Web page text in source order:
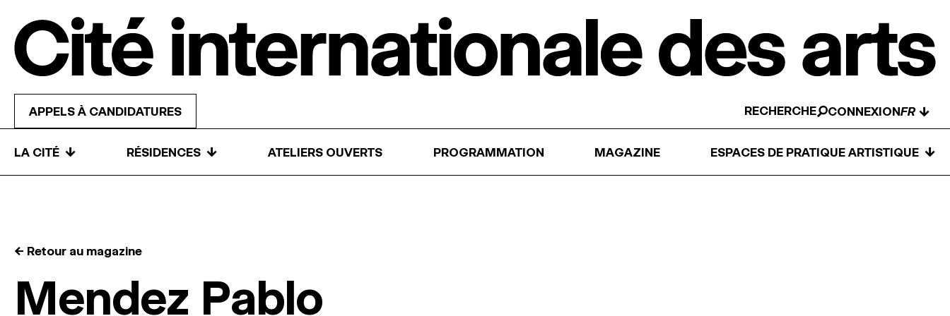
APPELS À CANDIDATURES RECHERCHE CONNEXION ↓
LA CITÉ ↓ RÉSIDENCES ↓ ATELIERS OUVERTS PROGRAMMATION MAGAZINE ESPACES DE PRATIQUE ARTISTIQUE ↓
← Retour au magazine
Mendez Pablo